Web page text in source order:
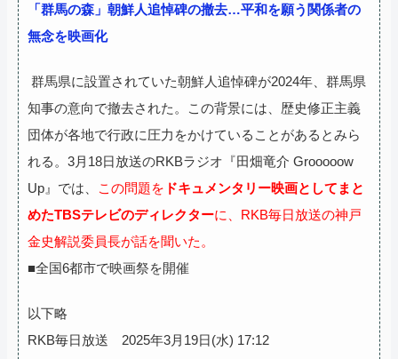
「群馬の森」朝鮮人追悼碑の撤去…平和を願う関係者の
無念を映画化
群馬県に設置されていた朝鮮人追悼碑が2024年、群馬県
知事の意向で撤去された。この背景には、歴史修正主義
団体が各地で行政に圧力をかけていることがあるとみら
れる。3月18日放送のRKBラジオ『田畑竜介 Grooooow
Up』では、
この問題を ドキュメンタリー映画としてまと
めたTBSテレビのディレクターに、RKB毎日放送の神戸
金史解説委員長が話を聞いた。
■全国6都市で映画祭を開催
以下略
RKB毎日放送 2025年3月19日(水) 17:12